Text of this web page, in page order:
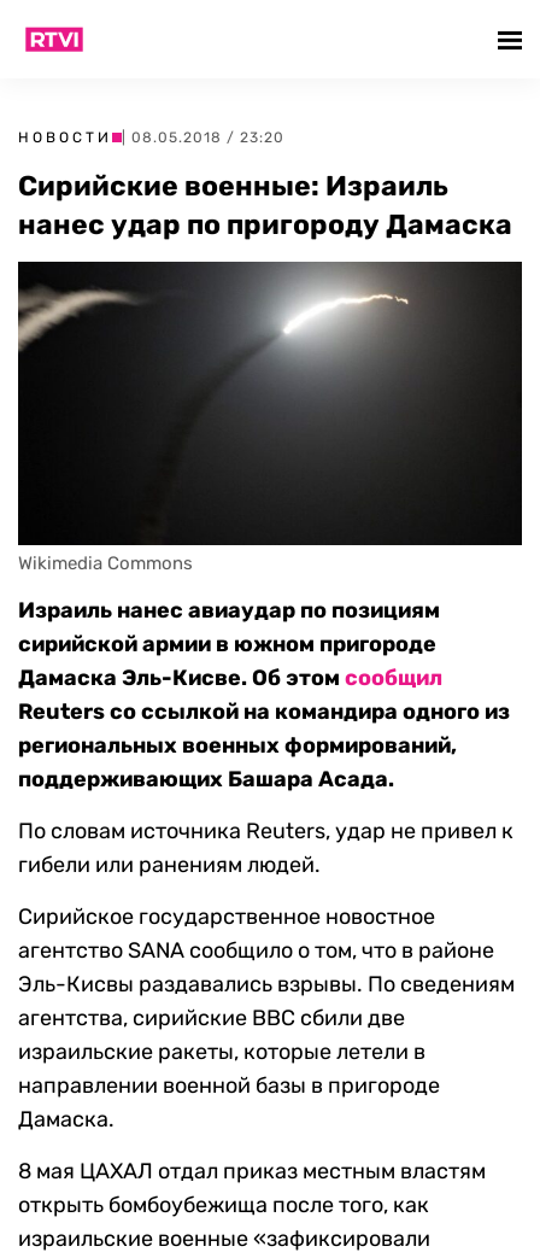
НОВОСТИ | 08.05.2018 / 23:20
Сирийские военные: Израиль
нанес удар по пригороду Дамаска
Wikimedia Commons
Израиль нанес авиаудар по позициям
сирийской армии в южном пригороде
Дамаска Эль-Кисве. Об этом сообщил
Reuters со ссылкой на командира одного из
региональных военных формирований,
поддерживающих Башара Асада.
По словам источника Reuters, удар не привел к
гибели или ранениям людей.
Сирийское государственное новостное
агентство SANA сообщило о том, что в районе
Эль-Кисвы раздавались взрывы. По сведениям
агентства, сирийские ВВС сбили две
израильские ракеты, которые летели в
направлении военной базы в пригороде
Дамаска.
8 мая ЦАХАЛ отдал приказ местным властям
открыть бомбоубежища после того, как
израильские военные «зафиксировали